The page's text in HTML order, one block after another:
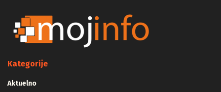
Kategorije
Aktuelno